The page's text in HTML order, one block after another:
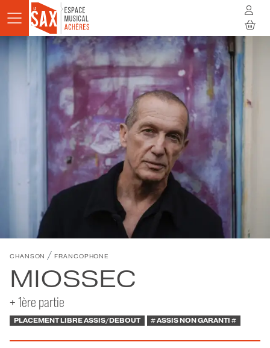
Aller au contenu principal
CHANSON /FRANCOPHONE
MIOSSEC
+ 1ère partie
PLACEMENT LIBRE ASSIS/DEBOUT # ASSIS NON GARANTI #
AGENDA
ACTUALITÉS
STUDIOS
RÉSIDENCES
À LA RENCONTRE
INFOS PRATIQUES
BILLETTERIE
CONTACT